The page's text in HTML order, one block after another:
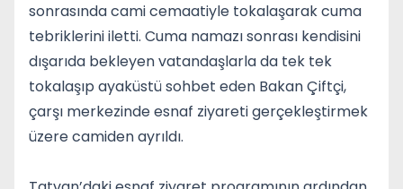
sonrasında cami cemaatiyle tokalaşarak cuma
tebriklerini iletti. Cuma namazı sonrası kendisini
dışarıda bekleyen vatandaşlarla da tek tek
tokalaşıp ayaküstü sohbet eden Bakan Çiftçi,
çarşı merkezinde esnaf ziyareti gerçekleştirmek
üzere camiden ayrıldı.